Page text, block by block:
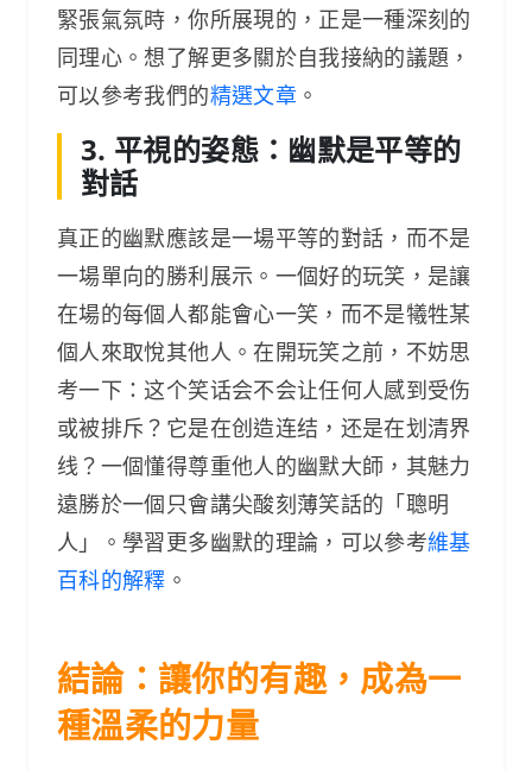
緊張氣氛時，你所展現的，正是一種深刻的
同理心。想了解更多關於自我接納的議題，
可以參考我們的精選文章。
3. 平視的姿態：幽默是平等的
對話
真正的幽默應該是一場平等的對話，而不是
一場單向的勝利展示。一個好的玩笑，是讓
在場的每個人都能會心一笑，而不是犧牲某
個人來取悅其他人。在開玩笑之前，不妨思
考一下：这个笑话会不会让任何人感到受伤
或被排斥？它是在创造连结，还是在划清界
线？一個懂得尊重他人的幽默大師，其魅力
遠勝於一個只會講尖酸刻薄笑話的「聰明
人」。學習更多幽默的理論，可以參考維基
百科的解釋 。
結論：讓你的有趣，成為一
種溫柔的力量